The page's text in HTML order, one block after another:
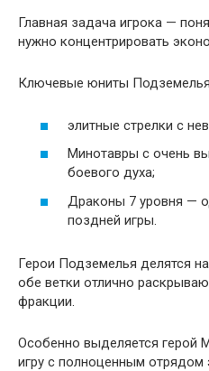
Главная задача игрока —
нужно концентрировать
Ключевые юниты
элитные стрелки с
Минотавры с очень
боевого духа;
Драконы 7 уровня —
поздней игры.
Герои Подземелья делятся
обе ветки отлично
фракции.
Особенно выделяется герой
игру с полноценным отрядом